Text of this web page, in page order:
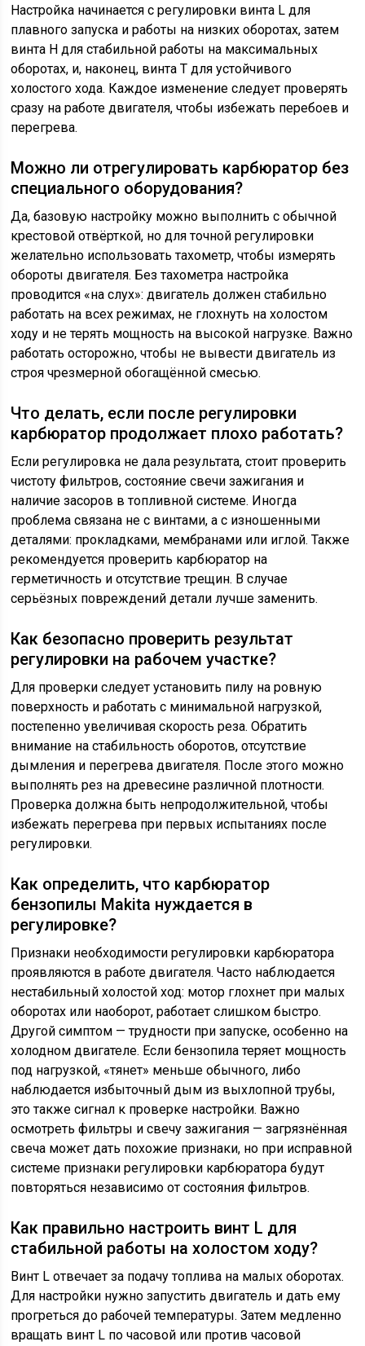
Настройка начинается с регулировки винта L для
плавного запуска и работы на низких оборотах, затем
винта H для стабильной работы на максимальных
оборотах, и, наконец, винта T для устойчивого
холостого хода. Каждое изменение следует проверять
сразу на работе двигателя, чтобы избежать перебоев и
перегрева.
Можно ли отрегулировать карбюратор без
специального оборудования?
Да, базовую настройку можно выполнить с обычной
крестовой отвёрткой, но для точной регулировки
желательно использовать тахометр, чтобы измерять
обороты двигателя. Без тахометра настройка
проводится «на слух»: двигатель должен стабильно
работать на всех режимах, не глохнуть на холостом
ходу и не терять мощность на высокой нагрузке. Важно
работать осторожно, чтобы не вывести двигатель из
строя чрезмерной обогащённой смесью.
Что делать, если после регулировки
карбюратор продолжает плохо работать?
Если регулировка не дала результата, стоит проверить
чистоту фильтров, состояние свечи зажигания и
наличие засоров в топливной системе. Иногда
проблема связана не с винтами, а с изношенными
деталями: прокладками, мембранами или иглой. Также
рекомендуется проверить карбюратор на
герметичность и отсутствие трещин. В случае
серьёзных повреждений детали лучше заменить.
Как безопасно проверить результат
регулировки на рабочем участке?
Для проверки следует установить пилу на ровную
поверхность и работать с минимальной нагрузкой,
постепенно увеличивая скорость реза. Обратить
внимание на стабильность оборотов, отсутствие
дымления и перегрева двигателя. После этого можно
выполнять рез на древесине различной плотности.
Проверка должна быть непродолжительной, чтобы
избежать перегрева при первых испытаниях после
регулировки.
Как определить, что карбюратор
бензопилы Makita нуждается в
регулировке?
Признаки необходимости регулировки карбюратора
проявляются в работе двигателя. Часто наблюдается
нестабильный холостой ход: мотор глохнет при малых
оборотах или наоборот, работает слишком быстро.
Другой симптом — трудности при запуске, особенно на
холодном двигателе. Если бензопила теряет мощность
под нагрузкой, «тянет» меньше обычного, либо
наблюдается избыточный дым из выхлопной трубы,
это также сигнал к проверке настройки. Важно
осмотреть фильтры и свечу зажигания — загрязнённая
свеча может дать похожие признаки, но при исправной
системе признаки регулировки карбюратора будут
повторяться независимо от состояния фильтров.
Как правильно настроить винт L для
стабильной работы на холостом ходу?
Винт L отвечает за подачу топлива на малых оборотах.
Для настройки нужно запустить двигатель и дать ему
прогреться до рабочей температуры. Затем медленно
вращать винт L по часовой или против часовой